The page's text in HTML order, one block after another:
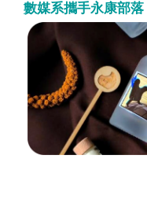
數媒系攜手永康部